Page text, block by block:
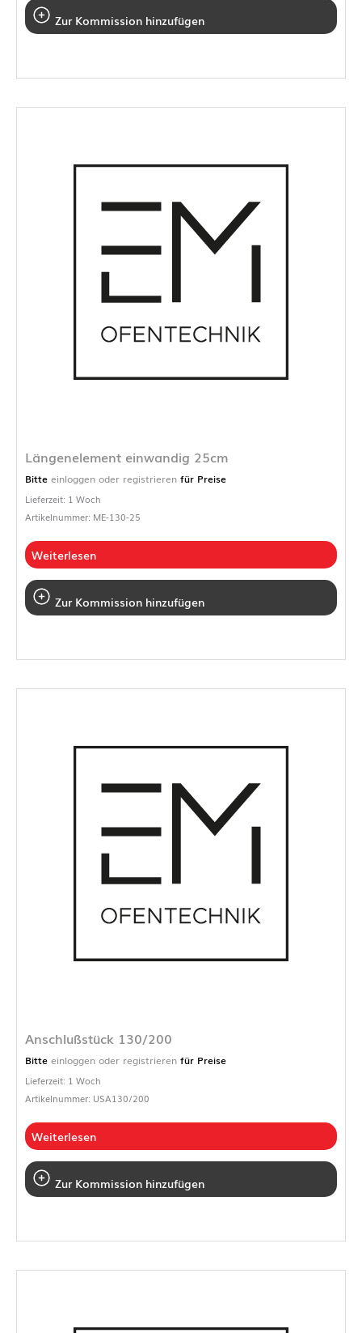
Zur Kommission hinzufügen
Längenelement einwandig 25cm
Bitte einloggen oder registrieren für Preise
Lieferzeit: 1 Woch
Artikelnummer: ME-130-25
Weiterlesen
Zur Kommission hinzufügen
Anschlußstück 130/200
Bitte einloggen oder registrieren für Preise
Lieferzeit: 1 Woch
Artikelnummer: USA130/200
Weiterlesen
Zur Kommission hinzufügen